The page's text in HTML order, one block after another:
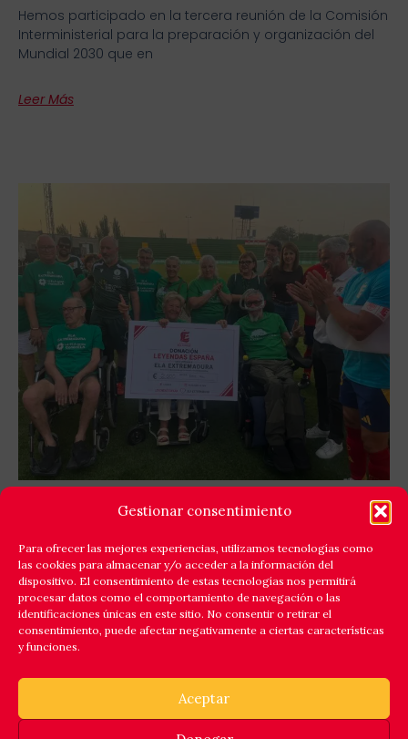
Gestionar consentimiento
Para ofrecer las mejores experiencias, utilizamos tecnologías como
las cookies para almacenar y/o acceder a la información del
dispositivo. El consentimiento de estas tecnologías nos permitirá
procesar datos como el comportamiento de navegación o las
identificaciones únicas en este sitio. No consentir o retirar el
consentimiento, puede afectar negativamente a ciertas características
y funciones.
Aceptar
Hemos participado en la tercera reunión de la Comisión
Interministerial para la preparación y organización del
Mundial 2030 que en
Leer Más
GOLES X LA ELA: LEYENDAS ESPAÑA Y EQUIPO
SOLIDARIDAD
Cáceres respondió a la llamada de la solidaridad y
reunió en el estadio Príncipe Felipe a un amplio elenco
de